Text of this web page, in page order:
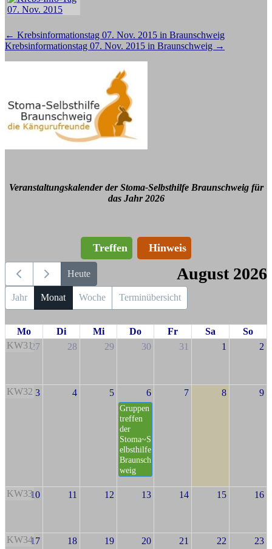
Beitragsnavigation
← Krebsinformationstag 07. Nov. 2015 in Braunschweig
Krebsinformationstag 07. Nov. 2015 in Braunschweig →
Veranstaltungskalender der Stoma-Selbsthilfe Braunschweig für
das Jahr 2026
Treffen Hinweis
Heute August 2026
Jahr Monat Woche Terminübersicht
Mo Di Mi Do Fr Sa
So
KW3127 28 29 30 31 1 2
KW32 3 4 5 6
Gruppen
treffen
der
Stoma~S
elbsthilfe
Braunsch
weig
7 8 9
KW3310 11 12 13 14 15 16
KW3417 18 19 20 21 22 23